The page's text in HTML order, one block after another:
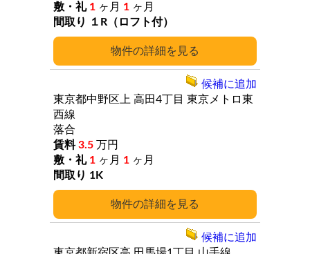
詳細
1 ヶ月 1 ヶ月
１R（ロフト付）
詳細
東京都中野区上 高田4丁目 東京メトロ東
西線
落合
3.5 万円
1 ヶ月 1 ヶ月
1K
候補に追加
候補に追加